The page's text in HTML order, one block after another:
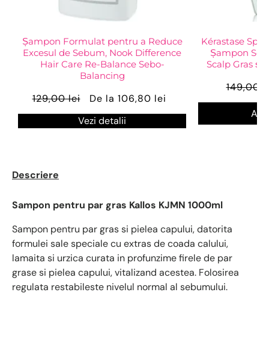
Șampon Formulat pentru a Reduce
Excesul de Sebum, Nook Difference
Hair Care Re-Balance Sebo-
Balancing
129,00 lei
De la 106,80 lei
Vezi detalii
Kérastase
Șampon
Scalp Gras și
149,00
Descriere
Sampon pentru par gras Kallos KJMN 1000ml
Sampon pentru par gras si pielea capului, datorita
formulei sale speciale cu extras de coada calului,
lamaita si urzica curata in profunzime firele de par
grase si pielea capului, vitalizand acestea. Folosirea
regulata restabileste nivelul normal al sebumului.